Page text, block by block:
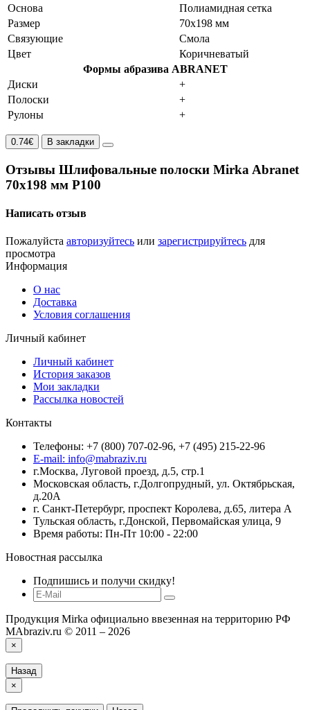
Основа
Полиамидная сетка
Размер
70x198 мм
Связующие
Смола
Цвет
Коричневатый
Формы абразива ABRANET
Диски
+
Полоски
+
Рулоны
+
0.74€ В закладки
Отзывы Шлифовальные полоски Mirka Abranet
70х198 мм P100
Написать отзыв
Пожалуйста авторизуйтесь или зарегистрируйтесь для
просмотра
Информация
О нас
Доставка
Условия соглашения
Личный кабинет
Личный кабинет
История заказов
Мои закладки
Рассылка новостей
Контакты
Телефоны: +7 (800) 707-02-96, +7 (495) 215-22-96
E-mail: info@mabraziv.ru
г.Москва, Луговой проезд, д.5, стр.1
Московская область, г.Долгопрудный, ул. Октябрьская,
д.20А
г. Санкт-Петербург, проспект Королева, д.65, литера А
Тульская область, г.Донской, Первомайская улица, 9
Время работы: Пн-Пт 10:00 - 22:00
Новостная рассылка
Подпишись и получи скидку!
Продукция Mirka официально ввезенная на территорию РФ
MAbraziv.ru © 2011 – 2026
×
Назад
×